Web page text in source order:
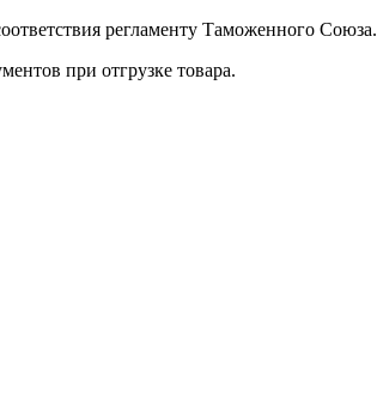
регламенту Таможенного Союза.
при отгрузке товара.